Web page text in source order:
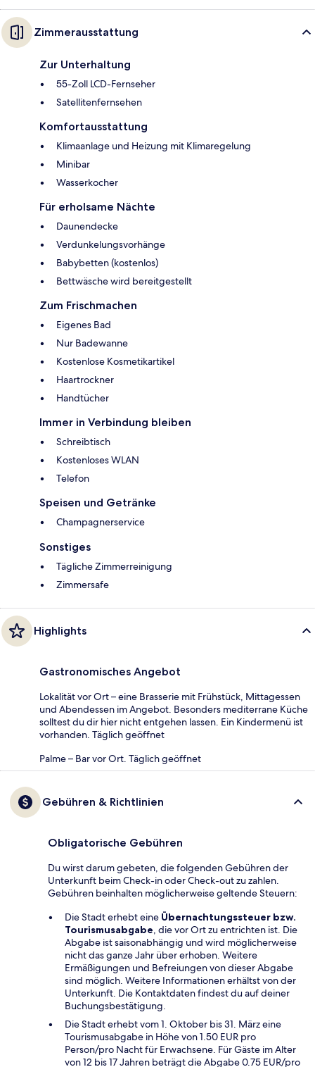
Zimmerausstattung
Zur Unterhaltung
55-Zoll LCD-Fernseher
Satellitenfernsehen
Komfortausstattung
Klimaanlage und Heizung mit Klimaregelung
Minibar
Wasserkocher
Für erholsame Nächte
Daunendecke
Verdunkelungsvorhänge
Babybetten (kostenlos)
Bettwäsche wird bereitgestellt
Zum Frischmachen
Eigenes Bad
Nur Badewanne
Kostenlose Kosmetikartikel
Haartrockner
Handtücher
Immer in Verbindung bleiben
Schreibtisch
Kostenloses WLAN
Telefon
Speisen und Getränke
Champagnerservice
Sonstiges
Tägliche Zimmerreinigung
Zimmersafe
Highlights
Gastronomisches Angebot
Lokalität vor Ort – eine Brasserie mit Frühstück, Mittagessen
und Abendessen im Angebot. Besonders mediterrane Küche
solltest du dir hier nicht entgehen lassen. Ein Kindermenü ist
vorhanden. Täglich geöffnet
Palme – Bar vor Ort. Täglich geöffnet
Gebühren & Richtlinien
Obligatorische Gebühren
Du wirst darum gebeten, die folgenden Gebühren der
Unterkunft beim Check-in oder Check-out zu zahlen.
Gebühren beinhalten möglicherweise geltende Steuern:
Die Stadt erhebt eine Übernachtungssteuer bzw.
Tourismusabgabe, die vor Ort zu entrichten ist. Die
Abgabe ist saisonabhängig und wird möglicherweise
nicht das ganze Jahr über erhoben. Weitere
Ermäßigungen und Befreiungen von dieser Abgabe
sind möglich. Weitere Informationen erhältst von der
Unterkunft. Die Kontaktdaten findest du auf deiner
Buchungsbestätigung.
Die Stadt erhebt vom 1. Oktober bis 31. März eine
Tourismusabgabe in Höhe von 1.50 EUR pro
Person/pro Nacht für Erwachsene. Für Gäste im Alter
von 12 bis 17 Jahren beträgt die Abgabe 0.75 EUR/pro